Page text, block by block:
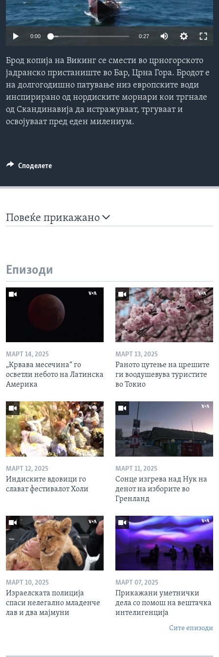
ИНТЕРВЈУА
Јазици
0:00 0:27
Брод копија на Викинг се смести во црногорското
јадранско пристаниште во Бар, Црна Гора. Бродот е
на долгогодишно патување низ европските води
инспирирано од нордиските морнари кои тргнале
од Скандинавија да истражуваат, тргуваат и
освојуваат пред еден милениум.
Споделете
Повеќе прикажано
Епизоди
МАРТ 14, 2025
„Крвава месечина“ го
осветли небото на Латинска
Америка
МАРТ 13, 2025
Раното цутење на црешите
ги воодушевува туристите
во Токио
МАРТ 12, 2025
Индиските вдовици го
слават фестивалот Холи
МАРТ 11, 2025
Сонце изгрева над Нук на
денот на изборите во
Гренланд
МАРТ 10, 2025
Израелската полиција
спаси нелегално младенче
лав и два мајмуни
МАРТ 07, 2025
Прикажани уметнички
дела со помош на вештачка
интелигенција
Сите епизоди